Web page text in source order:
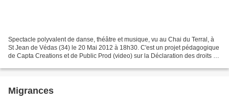
Spectacle polyvalent de danse, théâtre et musique, vu au Chai du Terral, à
St Jean de Védas (34) le 20 Mai 2012 à 18h30. C'est un projet pédagogique
de Capta Creations et de Public Prod (video) sur la Déclaration des droits de
Migrances